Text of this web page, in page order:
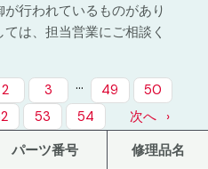
行われているものがあり
は、担当営業にご相談く
2 3 … 49
50
53 54
次へ
パーツ番号 修理品名